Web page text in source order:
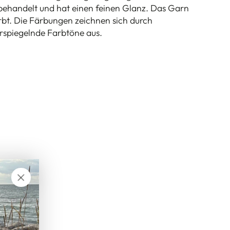
und hat einen feinen Glanz. Das Garn
Die Färbungen zeichnen sich durch
Farbtöne aus.